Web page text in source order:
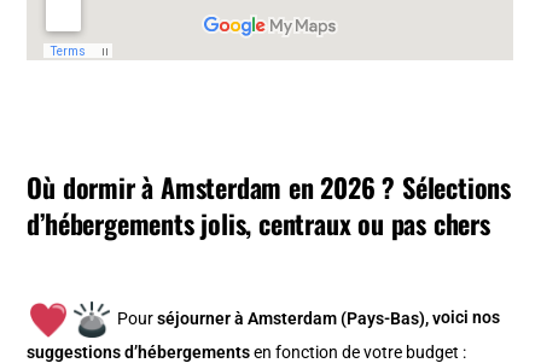
Où dormir à Amsterdam en 2026 ? Sélections
d’hébergements jolis, centraux ou pas chers
Pourséjourner à Amsterdam (Pays-Bas), voici nos
suggestions d’hébergements en fonction de votre budget :